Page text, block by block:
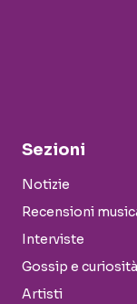
Sezioni
Notizie
Recensioni
Interviste
Gossip e curiosità
Artisti